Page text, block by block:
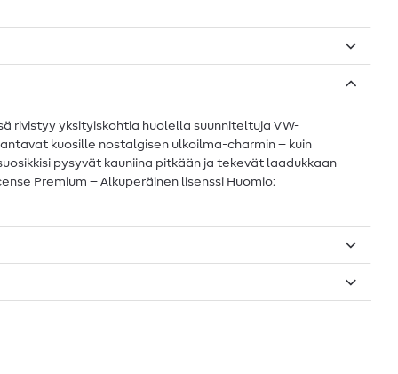
rivistyy yksityiskohtia huolella suunniteltuja VW-
kuosille nostalgisen ulkoilma-charmin – kuin
pysyvät kauniina pitkään ja tekevät laadukkaan
Premium – Alkuperäinen lisenssi Huomio: